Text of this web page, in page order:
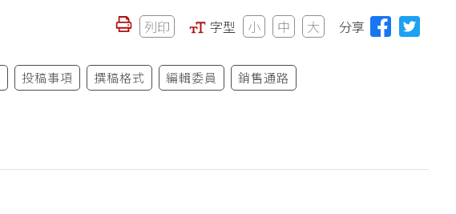
列印 字型 小 中 大 分享
投稿事項 撰稿格式 編輯委員 銷售通路